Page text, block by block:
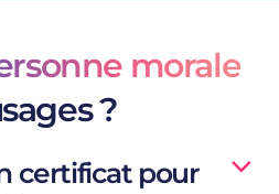
morale
?
certificat pour